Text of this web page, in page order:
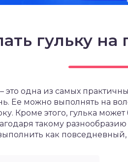
гульку на
это одна из самых
Ее можно выполнять на
Кроме этого, гулька может
такому
как